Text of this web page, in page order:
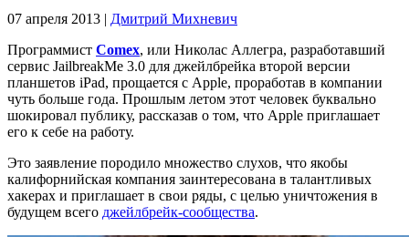
07 апреля 2013 | Дмитрий Михневич
Программист Comex, или Николас Аллегра, разработавший
сервис JailbreakMe 3.0 для джейлбрейка второй версии
планшетов iPad, прощается с Apple, проработав в компании
чуть больше года. Прошлым летом этот человек буквально
шокировал публику, рассказав о том, что Apple приглашает
его к себе на работу.
Это заявление породило множество слухов, что якобы
калифорнийская компания заинтересована в талантливых
хакерах и приглашает в свои ряды, с целью уничтожения в
будущем всего джейлбрейк-сообщества.